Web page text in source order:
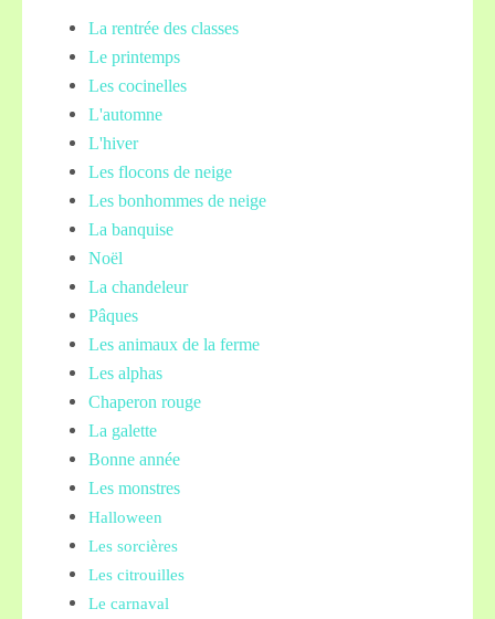
La rentrée des classes
Le printemps
Les cocinelles
L'automne
L'hiver
Les flocons de neige
Les bonhommes de neige
La banquise
Noël
La chandeleur
Pâques
Les animaux de la ferme
Les alphas
Chaperon rouge
La galette
Bonne année
Les monstres
Halloween
Les sorcières
Les citrouilles
Le carnaval